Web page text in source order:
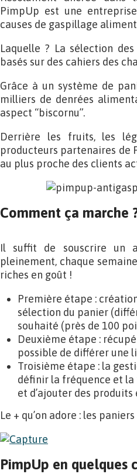
PimpUp est une
causes de gaspillage
Laquelle ? La sélection
basés sur des cahiers des
Grâce à un système de
milliers de denrées
aspect “biscornu”.
Derrière les fruits, les
producteurs partenaires de
au plus proche des clients
Comment ça marche
Il suffit de souscrire un
pleinement, chaque
riches en goût !
Première étape :
sélection du panier
souhaité (près de 100
Deuxième étape :
possible de différer une
Troisième étape : la
définir la fréquence et la
et d’ajouter des
Le + qu’on adore : les
PimpUp en quelques